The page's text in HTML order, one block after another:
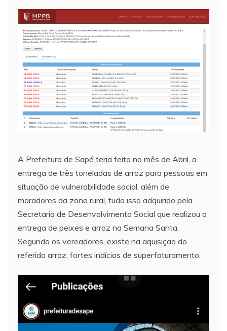
A Prefeitura de Sapé teria feito no mês de Abril, a
entrega de três toneladas de arroz para pessoas em
situação de vulnerabilidade social, além de
moradores da zona rural, tudo isso adquirido pela
Secretaria de Desenvolvimento Social que realizou a
entrega de peixes e arroz na Semana Santa.
Segundo os vereadores, existe na aquisição do
referido arroz, fortes indícios de superfaturamento.